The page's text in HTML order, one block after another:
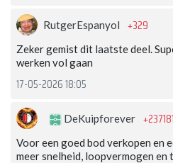
RutgerEspanyol +329
Zeker gemist dit laatste deel.
werken vol gaan
17-05-2026 18:05
DeKuipforever +237181
Voor een goed bod verkopen en
meer snelheid, loopvermogen en